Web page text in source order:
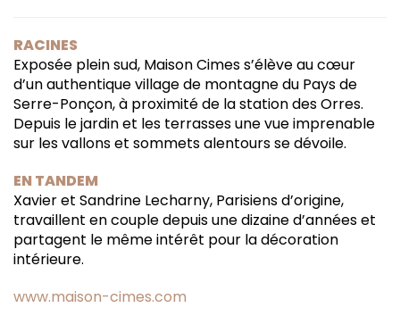
RACINES
Exposée plein sud, Maison Cimes s’élève au cœur
d’un authentique village de montagne du Pays de
Serre-Ponçon, à proximité de la station des Orres.
Depuis le jardin et les terrasses une vue imprenable
sur les vallons et sommets alentours se dévoile.
EN TANDEM
Xavier et Sandrine Lecharny, Parisiens d’origine,
travaillent en couple depuis une dizaine d’années et
partagent le même intérêt pour la décoration
intérieure.
www.maison-cimes.com